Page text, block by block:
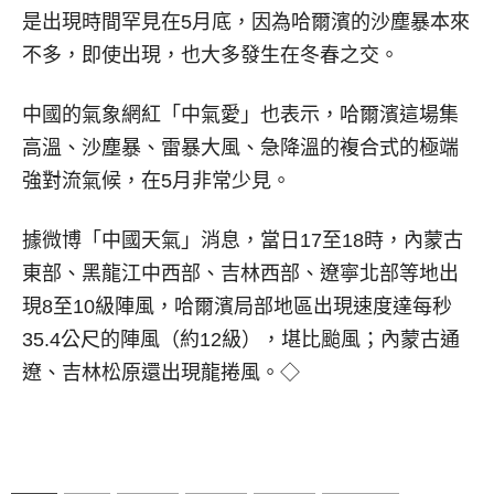
是出現時間罕見在5月底，因為哈爾濱的沙塵暴本來
不多，即使出現，也大多發生在冬春之交。
中國的氣象網紅「中氣愛」也表示，哈爾濱這場集
高溫、沙塵暴、雷暴大風、急降溫的複合式的極端
強對流氣候，在5月非常少見。
據微博「中國天氣」消息，當日17至18時，內蒙古
東部、黑龍江中西部、吉林西部、遼寧北部等地出
現8至10級陣風，哈爾濱局部地區出現速度達每秒
35.4公尺的陣風（約12級），堪比颱風；內蒙古通
遼、吉林松原還出現龍捲風。◇